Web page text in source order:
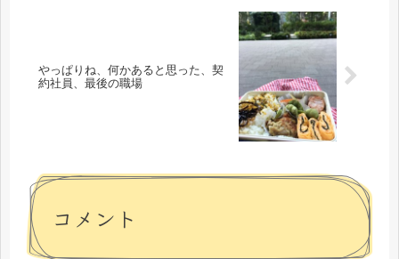
やっぱりね、何かあると思った、契
約社員、最後の職場
コメント